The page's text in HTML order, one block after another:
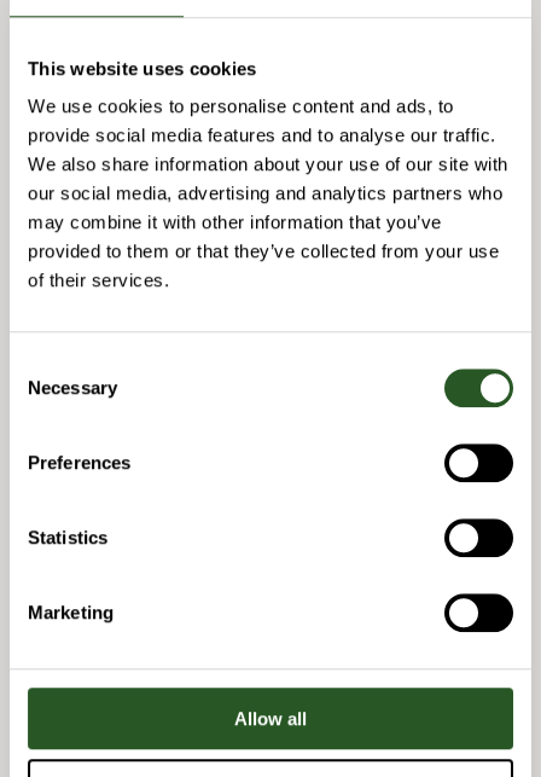
This website uses cookies
We use cookies to personalise content and ads, to
provide social media features and to analyse our traffic.
We also share information about your use of our site with
our social media, advertising and analytics partners who
may combine it with other information that you’ve
provided to them or that they’ve collected from your use
of their services.
Selection
Necessary
Preferences
Statistics
Marketing
Allow all